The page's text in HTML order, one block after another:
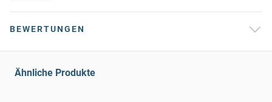
BEWERTUNGEN
Ähnliche Produkte